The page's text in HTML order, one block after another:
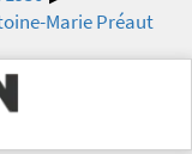
Marie Préaut